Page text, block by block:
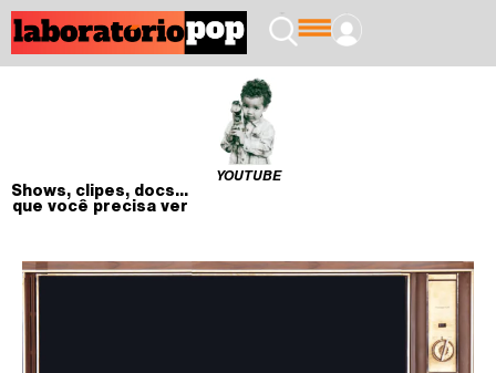
YOUTUBE
Shows, clipes, docs...
que você precisa ver